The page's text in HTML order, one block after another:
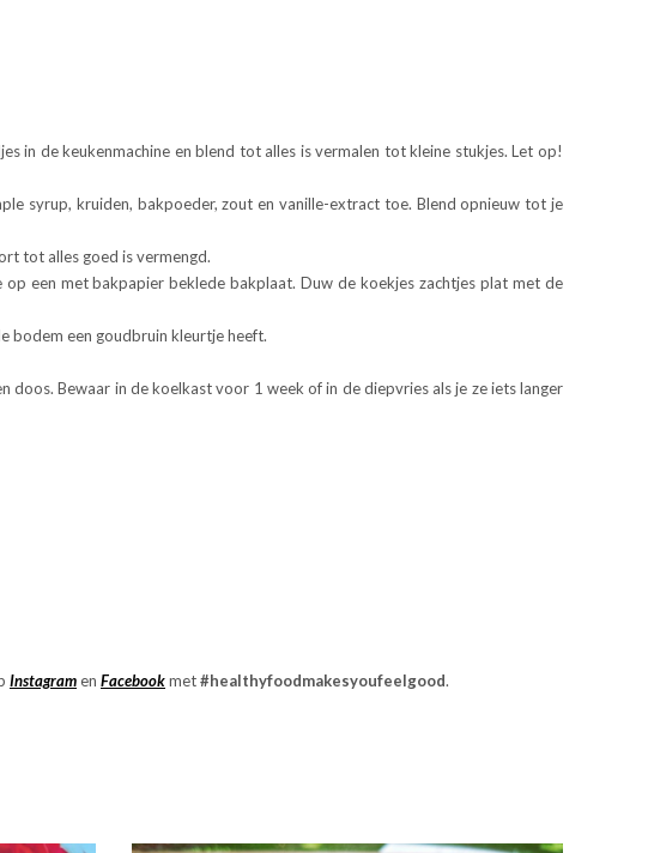
in de keukenmachine en blend tot alles is vermalen tot kleine stukjes. Let op!
syrup, kruiden, bakpoeder, zout en vanille-extract toe. Blend opnieuw tot je
tot alles goed is vermengd.
een met bakpapier beklede bakplaat. Duw de koekjes zachtjes plat met de
bodem een goudbruin kleurtje heeft.
doos. Bewaar in de koelkast voor 1 week of in de diepvries als je ze iets langer
Instagramen Facebookmet#healthyfoodmakesyoufeelgood.